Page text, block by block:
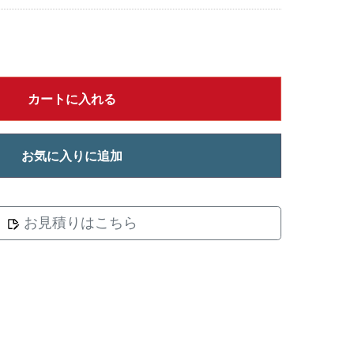
カートに入れる
お気に入りに追加
お見積りはこちら